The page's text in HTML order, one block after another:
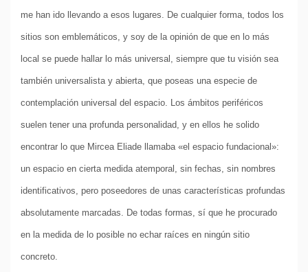
me han ido llevando a esos lugares. De cualquier forma, todos los
sitios son emblemáticos, y soy de la opinión de que en lo más
local se puede hallar lo más universal, siempre que tu visión sea
también universalista y abierta, que poseas una especie de
contemplación universal del espacio. Los ámbitos periféricos
suelen tener una profunda personalidad, y en ellos he solido
encontrar lo que Mircea Eliade llamaba «el espacio fundacional»:
un espacio en cierta medida atemporal, sin fechas, sin nombres
identificativos, pero poseedores de unas características profundas
absolutamente marcadas. De todas formas, sí que he procurado
en la medida de lo posible no echar raíces en ningún sitio
concreto.